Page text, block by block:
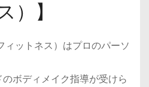
）】
ットネス）はプロのパーソ
ボディメイク指導が受けら